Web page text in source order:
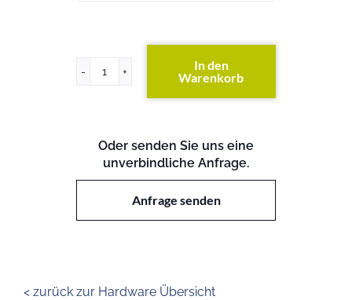
PowerEdge
In den
Warenkorb
Oder senden Sie uns eine
unverbindliche Anfrage.
Anfrage senden
< zurück zur Hardware Übersicht